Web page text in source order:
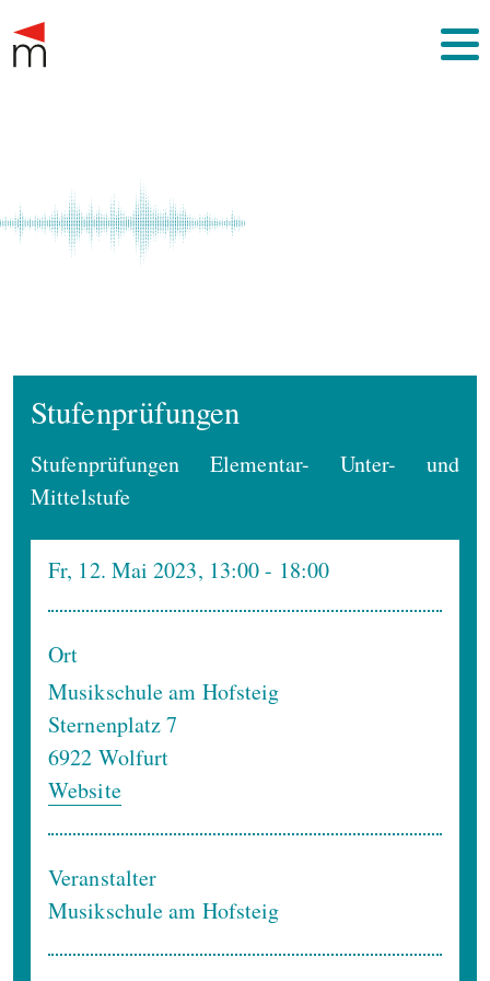
Stufenprüfungen
Stufenprüfungen Elementar- Unter- und
Mittelstufe
Fr, 12. Mai 2023, 13:00- 18:00
Ort
Musikschule am Hofsteig
Sternenplatz 7
6922 Wolfurt
Website
Veranstalter
Musikschule am Hofsteig